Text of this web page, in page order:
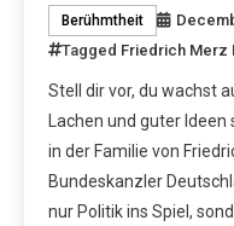
Berühmtheit
Tagged Friedrich Merz
Stell dir vor, du wachst
Lachen und guter
in der Familie von
Bundeskanzler
nur Politik ins Spiel,